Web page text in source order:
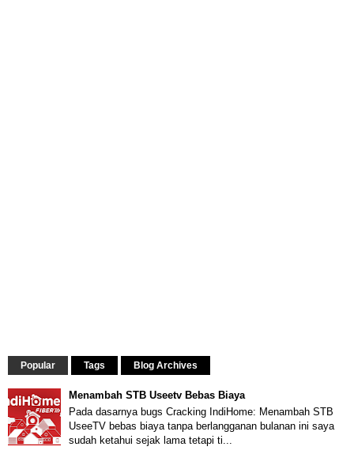
Popular Tags Blog Archives
Menambah STB Useetv Bebas Biaya
Pada dasarnya bugs Cracking IndiHome: Menambah STB
UseeTV bebas biaya tanpa berlangganan bulanan ini saya
sudah ketahui sejak lama tetapi ti...